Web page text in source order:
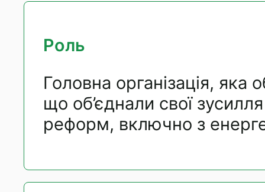
Роль
Головна організація, яка
що об’єднали свої
реформ, включно з